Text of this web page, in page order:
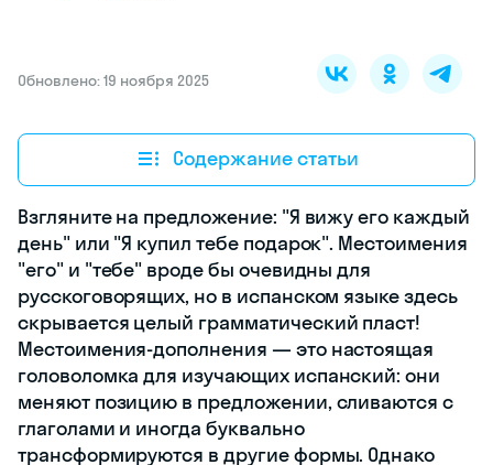
Обновлено: 19 ноября 2025
Содержание статьи
Взгляните на предложение: "Я вижу его каждый
день" или "Я купил тебе подарок". Местоимения
"его" и "тебе" вроде бы очевидны для
русскоговорящих, но в испанском языке здесь
скрывается целый грамматический пласт!
Местоимения-дополнения — это настоящая
головоломка для изучающих испанский: они
меняют позицию в предложении, сливаются с
глаголами и иногда буквально
трансформируются в другие формы. Однако